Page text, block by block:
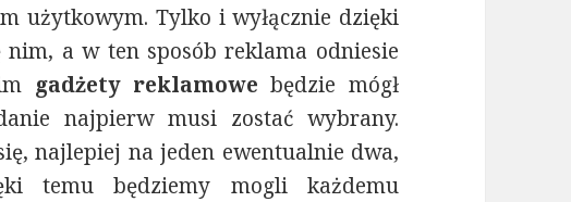
użytkowym. Tylko i wyłącznie dzięki
a w ten sposób reklama odniesie
gadżety reklamowe będzie mógł
najpierw musi zostać wybrany.
najlepiej na jeden ewentualnie dwa,
temu będziemy mogli każdemu